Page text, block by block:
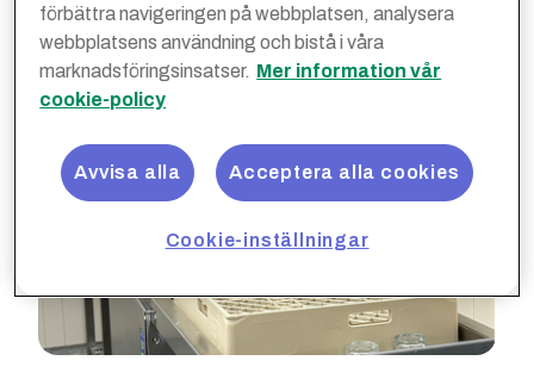
förbättra navigeringen på webbplatsen, analysera
webbplatsens användning och bistå i våra
marknadsföringsinsatser. Mer information vår
cookie-policy
Avvisa alla Acceptera alla cookies
Cookie-inställningar